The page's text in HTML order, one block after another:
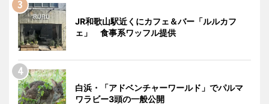
JR和歌山駅近くにカフェ＆バー「ルルカフ
ェ」 食事系ワッフル提供
白浜・「アドベンチャーワールド」でパルマ
ワラビー3頭の一般公開